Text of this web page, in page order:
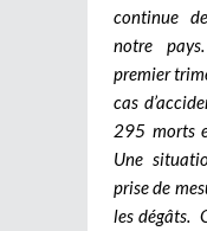
continue
notre
premier
cas
295 morts
Une
prise de
les dégâts.